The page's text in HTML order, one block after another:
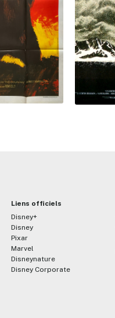
Liens officiels
Disney+
Disney
Pixar
Marvel
Disneynature
Disney Corporate